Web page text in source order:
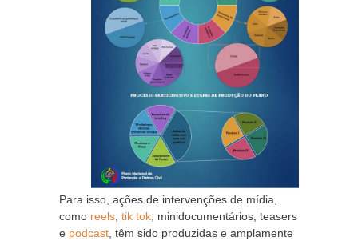
Para isso, ações de intervenções de mídia,
como reels, tik tok, minidocumentários, teasers
e podcast, têm sido produzidas e amplamente